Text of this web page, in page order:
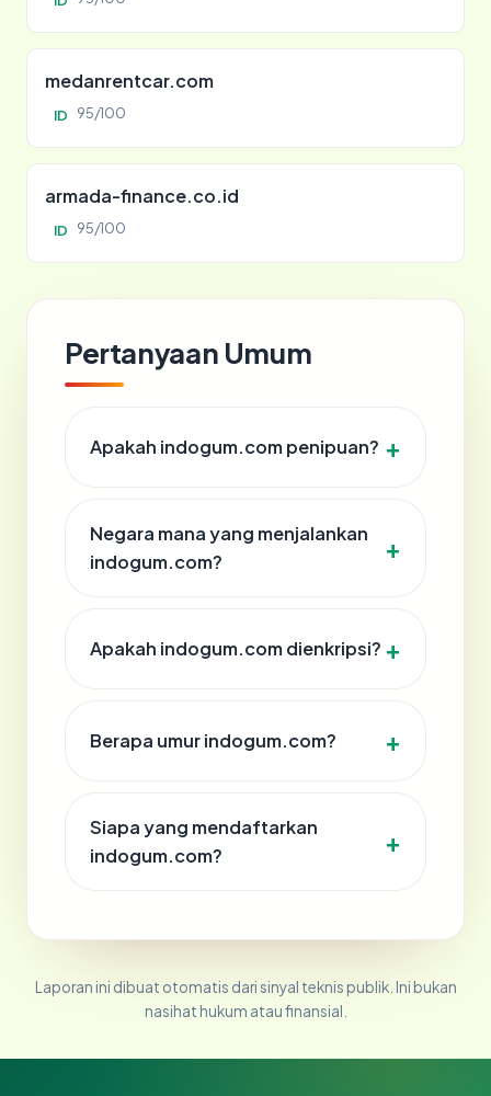
medanrentcar.com
ID 95/100
armada-finance.co.id
ID 95/100
Pertanyaan Umum
Apakah indogum.com penipuan?
Negara mana yang menjalankan
indogum.com?
Apakah indogum.com dienkripsi?
Berapa umur indogum.com?
Siapa yang mendaftarkan
indogum.com?
Laporan ini dibuat otomatis dari sinyal teknis publik. Ini bukan
nasihat hukum atau finansial.